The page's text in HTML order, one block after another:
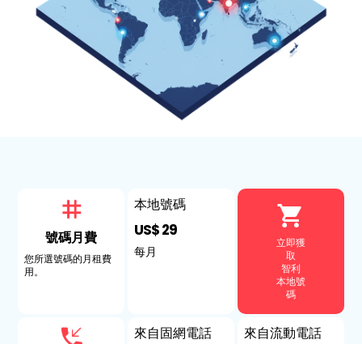
號碼月費
您所選號碼的月租費
用。
本地號碼
US$ 29
每月
來自固網電話
立即獲
取
智利
本地號
碼
來自流動電話